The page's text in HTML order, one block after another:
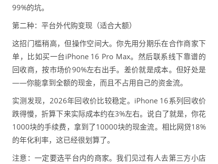
99%的坑。
第二种：平台外代购变现（适合大额）
这招门槛稍高，但操作空间大。你先用分期乐在合作商家下
单，比如买一台iPhone 16 Pro Max。然后联系线下靠谱的
回收商，按市场价90%左右出手。差价就是成本。但好处是
——你能拿到全额的现金，而且不占用自己的资金流。
实测发现，2026年回收价比较稳定。iPhone 16系列回收价
跌得慢，折算下来实际成本约在3%左右。说白了就是，你花
1000块的手续费，拿到了10000块的现金流。相比网贷18%
的年化利率，这已经很划算了。
注意：一定要选平台内的商家。我们见过有人去第三方小店